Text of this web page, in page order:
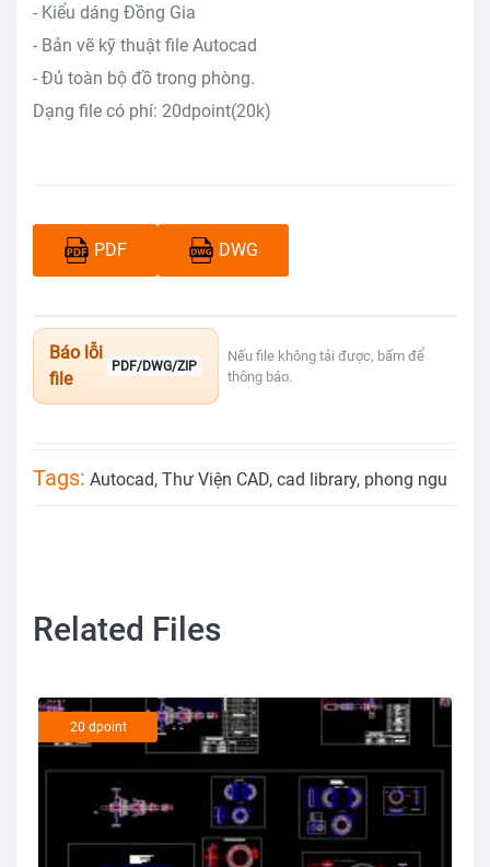
- Kiểu dáng Đồng Gia
- Bản vẽ kỹ thuật file Autocad
- Đủ toàn bộ đồ trong phòng.
Dạng file có phí: 20dpoint(20k)
PDF DWG
Báo lỗi
file
PDF/DWG/ZIP
Nếu file không tải được, bấm để
thông báo.
Tags: Autocad, Thư Viện CAD, cad library, phong ngu
Related Files
20 dpoint